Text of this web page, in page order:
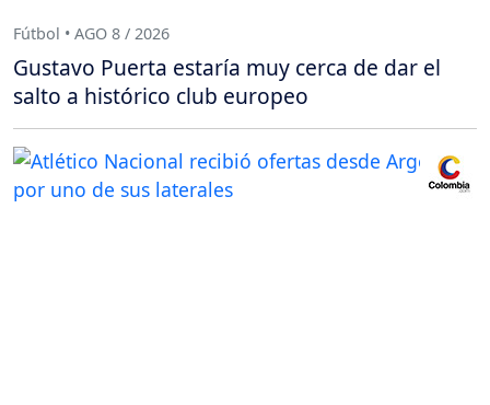
Fútbol • AGO 8 / 2026
Gustavo Puerta estaría muy cerca de dar el
salto a histórico club europeo